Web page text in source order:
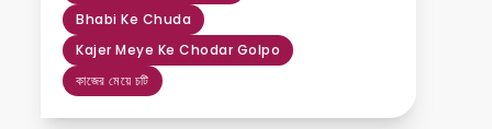
Bhabi Ke Chuda
Kajer Meye Ke Chodar Golpo
কাজের মেয়ে চটি